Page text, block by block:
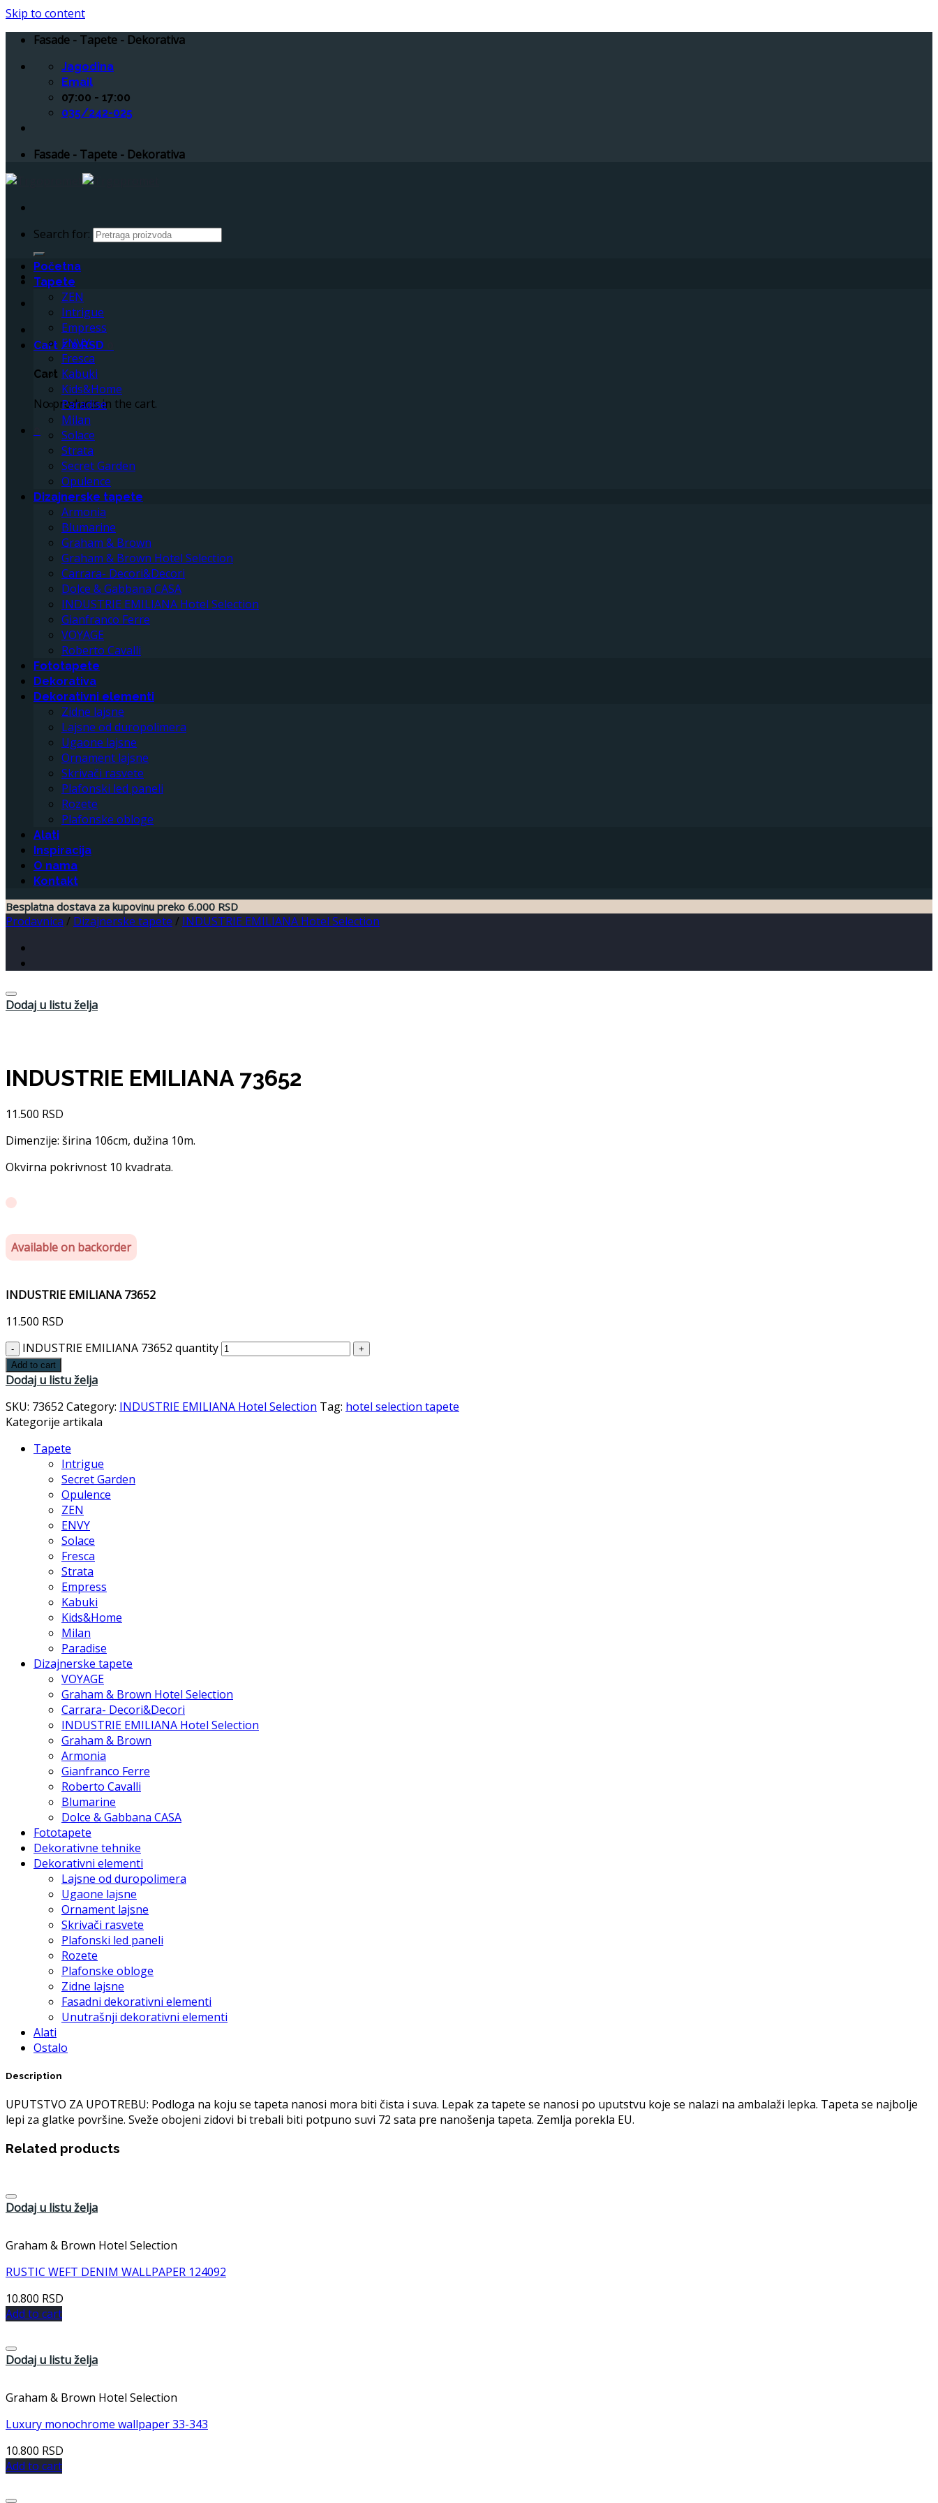
Skip to content
Fasade - Tapete - Dekorativa
Jagodina
Email
07:00 - 17:00
035/242-025
Fasade - Tapete - Dekorativa
Search for:
Cart /0RSD
Cart
No products in the cart.
Početna
Tapete
ZEN
Intrigue
Empress
ENVY
Fresca
Kabuki
Kids&Home
Paradise
Milan
Solace
Strata
Secret Garden
Opulence
Dizajnerske tapete
Armonia
Blumarine
Graham & Brown
Graham & Brown Hotel Selection
Carrara- Decori&Decori
Dolce & Gabbana CASA
INDUSTRIE EMILIANA Hotel Selection
Gianfranco Ferre
VOYAGE
Roberto Cavalli
Fototapete
Dekorativa
Dekorativni elementi
Zidne lajsne
Lajsne od duropolimera
Ugaone lajsne
Ornament lajsne
Skrivači rasvete
Plafonski led paneli
Rozete
Plafonske obloge
Alati
Inspiracija
O nama
Kontakt
Besplatna dostava za kupovinu preko 6.000 RSD
Prodavnica / Dizajnerske tapete / INDUSTRIE EMILIANA Hotel Selection
Dodaj u listu želja
INDUSTRIE EMILIANA 73652
11.500 RSD
Dimenzije: širina 106cm, dužina 10m.
Okvirna pokrivnost 10 kvadrata.
Available on backorder
INDUSTRIE EMILIANA 73652
11.500 RSD
INDUSTRIE EMILIANA 73652 quantity
Add to cart
Dodaj u listu želja
SKU: 73652 Category: INDUSTRIE EMILIANA Hotel Selection Tag: hotel selection tapete
Kategorije artikala
Tapete
Intrigue
Secret Garden
Opulence
ZEN
ENVY
Solace
Fresca
Strata
Empress
Kabuki
Kids&Home
Milan
Paradise
Dizajnerske tapete
VOYAGE
Graham & Brown Hotel Selection
Carrara- Decori&Decori
INDUSTRIE EMILIANA Hotel Selection
Graham & Brown
Armonia
Gianfranco Ferre
Roberto Cavalli
Blumarine
Dolce & Gabbana CASA
Fototapete
Dekorativne tehnike
Dekorativni elementi
Lajsne od duropolimera
Ugaone lajsne
Ornament lajsne
Skrivači rasvete
Plafonski led paneli
Rozete
Plafonske obloge
Zidne lajsne
Fasadni dekorativni elementi
Unutrašnji dekorativni elementi
Alati
Ostalo
Description
UPUTSTVO ZA UPOTREBU: Podloga na koju se tapeta nanosi mora biti čista i suva. Lepak za tapete se nanosi po uputstvu koje se nalazi na ambalaži lepka. Tapeta se najbolje
lepi za glatke površine. Sveže obojeni zidovi bi trebali biti potpuno suvi 72 sata pre nanošenja tapeta. Zemlja porekla EU.
Related products
Dodaj u listu želja
Graham & Brown Hotel Selection
RUSTIC WEFT DENIM WALLPAPER 124092
10.800 RSD
Add to cart
Dodaj u listu želja
Graham & Brown Hotel Selection
Luxury monochrome wallpaper 33-343
10.800 RSD
Add to cart